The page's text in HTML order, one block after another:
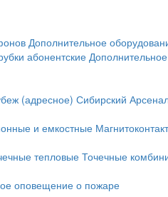
Дополнительное
абонентские
(адресное) Сибирский
и емкостные
тепловыеТочечные
оповещение о пожаре